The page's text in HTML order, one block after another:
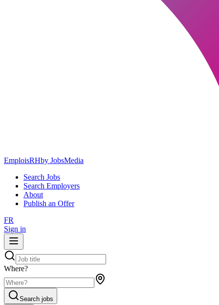
EmploisRHby JobsMedia
Search Jobs
Search Employers
About
Publish an Offer
FR
Sign in
Where?
Search jobs